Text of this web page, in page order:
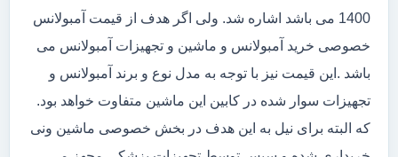
1400 می باشد اشاره شد. ولی اگر هدف از قیمت آمبولانس
خصوصی خرید آمبولانس و ماشین و تجهیزات آمبولانس می
باشد .این قیمت نیز با توجه به مدل نوع و برند آمبولانس و
تجهیزات سوار شده در کابین این ماشین متفاوت خواهد بود.
که البته برای نیل به این هدف در بخش خصوصی ماشین ونی